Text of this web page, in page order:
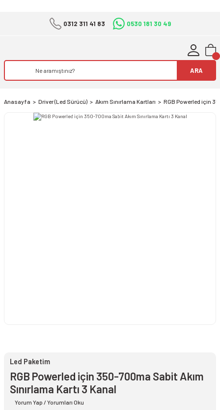
0312 311 41 83 0530 181 30 49
ARA
Anasayfa Driver (Led Sürücü) Akım Sınırlama Kartları RGB Powerled için
Led Paketim
RGB Powerled için 350-700ma Sabit Akım
Sınırlama Kartı 3 Kanal
Yorum Yap / Yorumları Oku